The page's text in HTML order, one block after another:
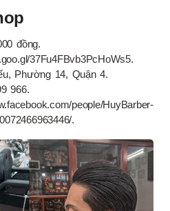
đồng.
37Fu4FBvb3PcHoWs5.
Phường 14, Quận 4.
966.
people/HuyBarber-
.